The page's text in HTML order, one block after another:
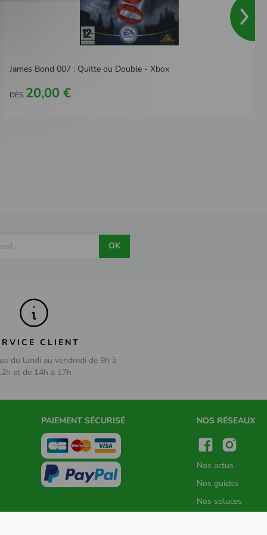
James Bond 007 : Quitte ou Double - Xbox
DÈS 20,00 €
OK
CLIENT
du lundi au vendredi de 9h à
et de 14h à 17h
PAIEMENT SÉCURISÉ NOS RÉSEAUX
Nos actus
Nos guides
Nos soluces